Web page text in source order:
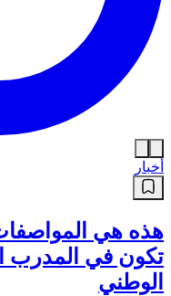
أخبار
هذه هي
تكون في المدرب
الوطني